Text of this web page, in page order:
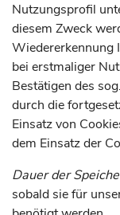
Nutzungsprofil
diesem Zweck
Wiedererkennung
bei erstmaliger
Bestätigen des
durch die
Einsatz von
dem Einsatz der
Dauer der
sobald sie für